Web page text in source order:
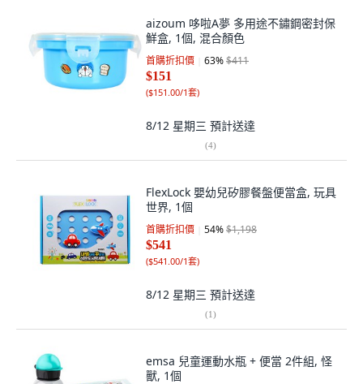
aizoum 哆啦A夢 多用途不鏽鋼密封保
鮮盒, 1個, 混合顏色
首購折扣價 63%$411
$151
($151.00/1套)
8/12 星期三 預計送達
(4)
FlexLock 嬰幼兒矽膠餐盤便當盒, 玩具
世界, 1個
首購折扣價 54%$1,198
$541
($541.00/1套)
8/12 星期三 預計送達
(1)
emsa 兒童運動水瓶 + 便當 2件組, 怪
獸, 1個